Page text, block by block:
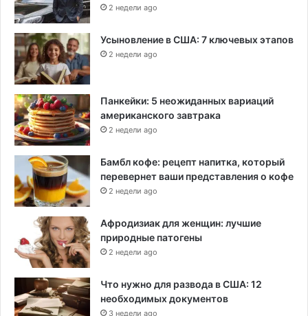
2 недели ago
Усыновление в США: 7 ключевых этапов
2 недели ago
Панкейки: 5 неожиданных вариаций
американского завтрака
2 недели ago
Бамбл кофе: рецепт напитка, который
перевернет ваши представления о кофе
2 недели ago
Афродизиак для женщин: лучшие
природные патогены
2 недели ago
Что нужно для развода в США: 12
необходимых документов
3 недели ago